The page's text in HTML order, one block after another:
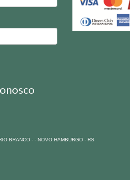
BRANCO - - NOVO HAMBURGO - RS